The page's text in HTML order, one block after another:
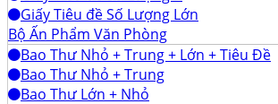
Giấy Tiêu đề Số Lượng Lớn
Bộ Ấn Phẩm Văn Phòng
Bao Thư Nhỏ + Trung + Lớn + Tiêu Đề
Bao Thư Nhỏ + Trung
Bao Thư Lớn + Nhỏ